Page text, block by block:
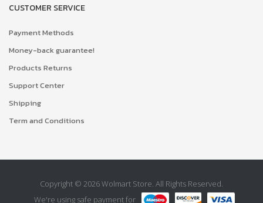
CUSTOMER SERVICE
Payment Methods
Money-back guarantee!
Products Returns
Support Center
Shipping
Term and Conditions
Copyright © 2026 Wolmart Store. All Rights Reserved.
We're using safe payment for